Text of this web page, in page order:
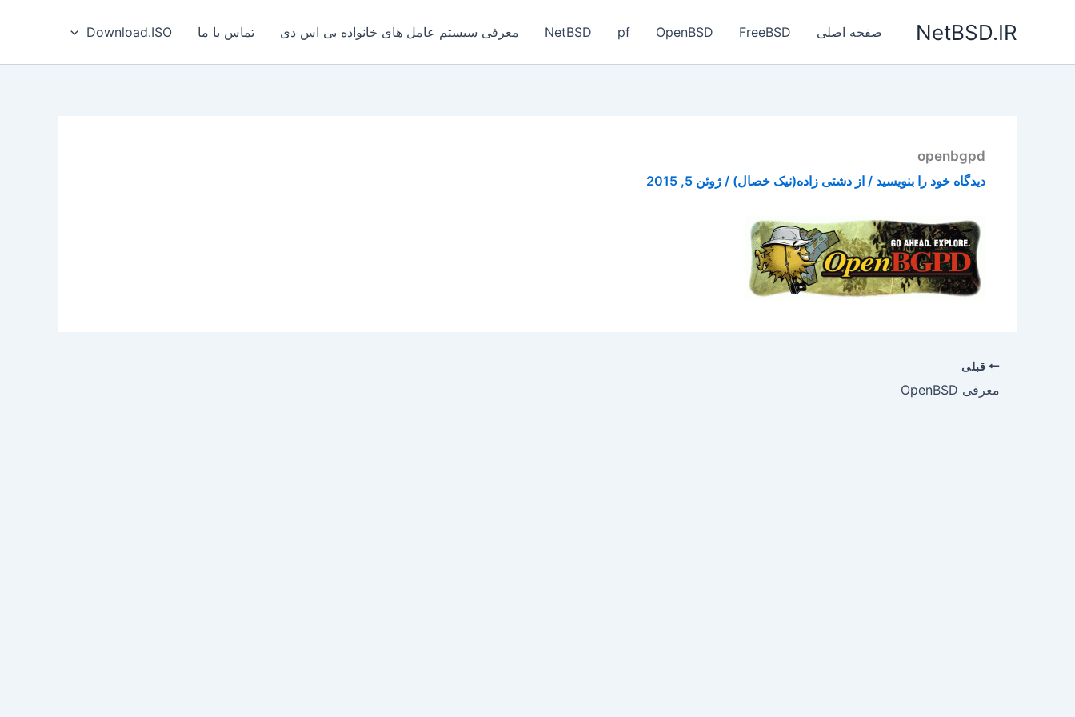
NetBSD.IR صفحه اصلی FreeBSD
OpenBSD
pf
NetBSD معرفی سیستم عامل های خانواده بی‌ اس‌ دی تماس با ما Download.ISO
openbgpd
دیدگاه‌ خود را بنویسید / از دشتی زاده(نیک خصال) / ژوئن 5, 2015
قبلی
معرفی OpenBSD